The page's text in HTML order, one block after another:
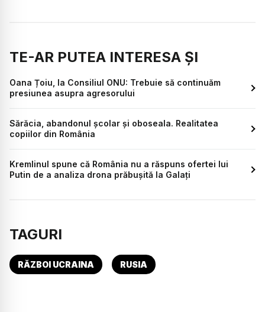
TE-AR PUTEA INTERESA ȘI
Oana Țoiu, la Consiliul ONU: Trebuie să continuăm
presiunea asupra agresorului
Sărăcia, abandonul școlar și oboseala. Realitatea
copiilor din România
Kremlinul spune că România nu a răspuns ofertei lui
Putin de a analiza drona prăbușită la Galați
TAGURI
RĂZBOI UCRAINA RUSIA